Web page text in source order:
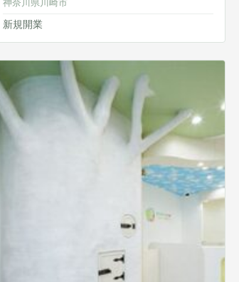
神奈川県川崎市
新規開業